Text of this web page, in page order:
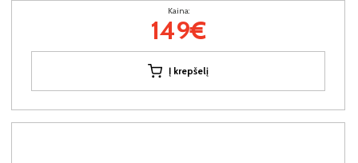
Kaina:
149€
Į krepšelį